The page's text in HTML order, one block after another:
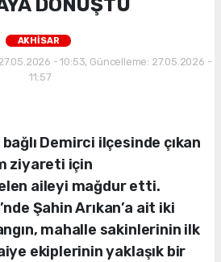
DÖNÜŞTÜ
AKHİSAR
- 10:53, Güncelleme: 27.05.2026 -
11:57
bağlı Demirci ilçesinde çıkan
ziyareti için
aileyi mağdur etti.
Şahin Arıkan’a ait iki
mahalle sakinlerinin ilk
ekiplerinin yaklaşık bir